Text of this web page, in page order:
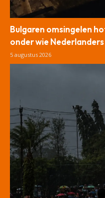
Bulgaren omsingelen
onder wie Nederlanders
5 augustus 2026